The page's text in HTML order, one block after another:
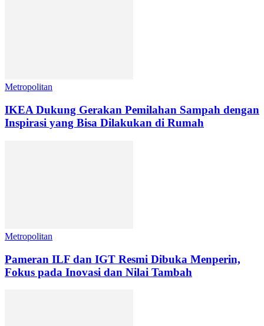
Metropolitan
IKEA Dukung Gerakan Pemilahan Sampah dengan
Inspirasi yang Bisa Dilakukan di Rumah
Metropolitan
Pameran ILF dan IGT Resmi Dibuka Menperin,
Fokus pada Inovasi dan Nilai Tambah